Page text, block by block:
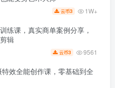
云币3 1W+
练课，真实商单案例分享，
辑
云币3 9561
效全能创作课，零基础到全